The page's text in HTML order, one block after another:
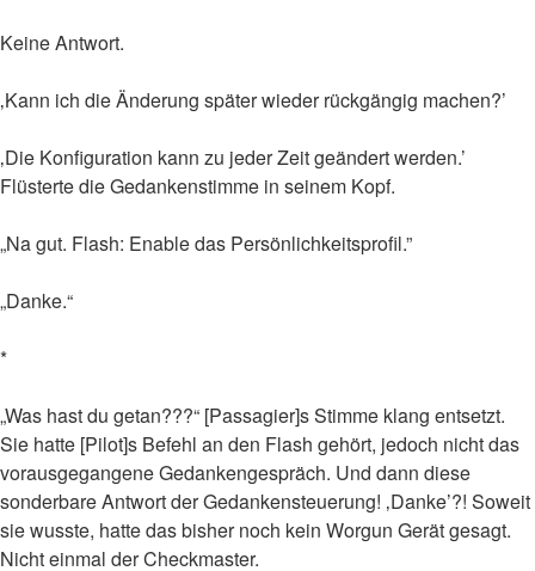
Keine Antwort.
‚Kann ich die Änderung später wieder rückgängig machen?’
‚Die Konfiguration kann zu jeder Zeit geändert werden.’
Flüsterte die Gedankenstimme in seinem Kopf.
„Na gut. Flash: Enable das Persönlichkeitsprofil.”
„Danke.“
*
„Was hast du getan???“ [Passagier]s Stimme klang entsetzt.
Sie hatte [Pilot]s Befehl an den Flash gehört, jedoch nicht das
vorausgegangene Gedankengespräch. Und dann diese
sonderbare Antwort der Gedankensteuerung! ‚Danke’?! Soweit
sie wusste, hatte das bisher noch kein Worgun Gerät gesagt.
Nicht einmal der Checkmaster.